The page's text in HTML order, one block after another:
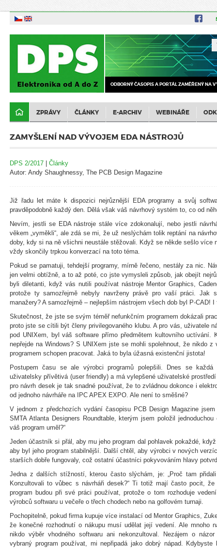
ODBORNÝ ČASOPIS A PORTÁL ZAMĚŘENÝ NA
ZPRÁVY ČLÁNKY E-ARCHIV WEBINÁŘE
ZAMYŠLENÍ NAD VÝVOJEM EDA NÁSTROJŮ
DPS 2/2017 | Články
Autor: Andy Shaughnessy, The PCB Design Magazine
Již řadu let máte k dispozici nejrůznější EDA programy a svůj
pravděpodobně každý den. Dělá však váš návrhový systém to, co od
Nevím, jestli se EDA nástroje stále více zdokonalují, nebo jestli
věkem „vyměkli“, ale zdá se mi, že už neslýchám tolik reptání na
doby, kdy si na ně všichni neustále stěžovali. Když se někde sešlo více
vždy skončily trpkou konverzací na toto téma.
Pokud se pamatuji, tehdejší programy, mírně řečeno, nestály za nic.
jen velmi obtížně, a to až poté, co jste vymysleli způsob, jak obejít
byli diletanti, když vás nutili používat nástroje Mentor Graphics,
protože ty samozřejmě nebyly navrženy právě pro vaší práci. Jak
manažery? A samozřejmě – nejlepším nástrojem všech dob byl P-CAD!
Skutečnost, že jste se svým téměř nefunkčním programem dokázali
proto jste se cítili být členy privilegovaného klubu. A pro vás, uživatele
pod UNIXem, byl váš software přímo předmětem kultovního uctívání.
nepřejde na Windows? S UNIXem jste se mohli spolehnout, že nikdo
programem schopen pracovat. Jaká to byla úžasná existenční jistota!
Postupem času se ale výrobci programů polepšili. Dnes se
uživatelsky přívětivá (user friendly) a má vylepšené uživatelské
pro návrh desek je tak snadné používat, že to zvládnou dokonce i
od jednoho návrháře na IPC APEX EXPO. Ale není to směšné?
V jednom z předchozích vydání časopisu PCB Design Magazine
SMTA Atlanta Designers Roundtable, kterým jsem položil
váš program uměl?“
Jeden účastník si přál, aby mu jeho program dal pohlavek pokaždé,
aby byl jeho program stabilnější. Další chtěl, aby výrobci v nových
starších dobře fungovaly, což ostatní účastníci pokyvováním hlavy
Jedna z dalších stížností, kterou často slýchám, je: „Proč tam
Konzultovali to vůbec s návrháři desek?“ Ti totiž mají často pocit,
program budou při své práci používat, protože o tom rozhoduje
výrobců softwaru u večeře o třech chodech nebo na golfovém turnaji.
Pochopitelně, pokud firma kupuje více instalací od Mentor Graphics,
že konečné rozhodnutí o nákupu musí udělat její vedení. Ale mnoho
nikdo výběr vhodného softwaru ani nekonzultoval. Nezájem o
vybraný program používat, mi nepřipadá jako dobrý nápad.